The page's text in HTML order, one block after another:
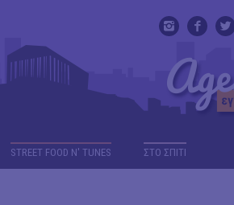
STREET FOOD N' TUNES ΣΤΟ ΣΠΙΤΙ